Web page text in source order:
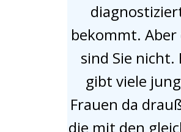
bekommt. Aber
sind Sie nicht.
gibt viele
Frauen da
die mit den